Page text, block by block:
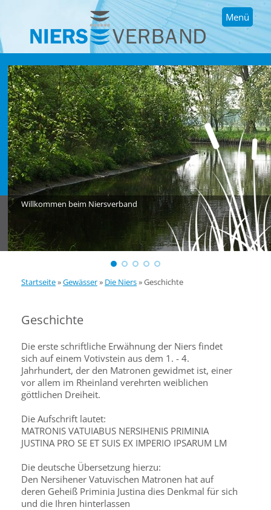
Menü
Willkommen beim Niersverband
Startseite»Gewässer» Die Niers»Geschichte
Geschichte
Die erste schriftliche Erwähnung der Niers findet
sich auf einem Votivstein aus dem 1. - 4.
Jahrhundert, der den Matronen gewidmet ist, einer
vor allem im Rheinland verehrten weiblichen
göttlichen Dreiheit.
Die Aufschrift lautet:
MATRONIS VATUIABUS NERSIHENIS PRIMINIA
JUSTINA PRO SE ET SUIS EX IMPERIO IPSARUM LM
Die deutsche Übersetzung hierzu:
Den Nersihener Vatuvischen Matronen hat auf
deren Geheiß Priminia Justina dies Denkmal für sich
und die Ihren hinterlassen